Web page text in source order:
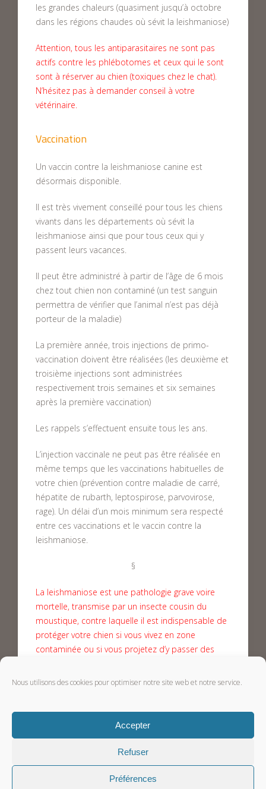
Nous utilisons des cookies pour optimiser notre site web et notre service.
Accepter
Refuser
Préférences
les grandes chaleurs (quasiment jusqu’à octobre
dans les régions chaudes où sévit la leishmaniose)
Attention, tous les antiparasitaires ne sont pas
actifs contre les phlébotomes et ceux qui le sont
sont à réserver au chien (toxiques chez le chat).
N’hésitez pas à demander conseil à votre
vétérinaire.
Vaccination
Un vaccin contre la leishmaniose canine est
désormais disponible.
Il est très vivement conseillé pour tous les chiens
vivants dans les départements où sévit la
leishmaniose ainsi que pour tous ceux qui y
passent leurs vacances.
Il peut être administré à partir de l’âge de 6 mois
chez tout chien non contaminé (un test sanguin
permettra de vérifier que l’animal n’est pas déjà
porteur de la maladie)
La première année, trois injections de primo-
vaccination doivent être réalisées (les deuxième et
troisième injections sont administrées
respectivement trois semaines et six semaines
après la première vaccination)
Les rappels s’effectuent ensuite tous les ans.
L’injection vaccinale ne peut pas être réalisée en
même temps que les vaccinations habituelles de
votre chien (prévention contre maladie de carré,
hépatite de rubarth, leptospirose, parvovirose,
rage). Un délai d’un mois minimum sera respecté
entre ces vaccinations et le vaccin contre la
leishmaniose.
§
La leishmaniose est une pathologie grave voire
mortelle, transmise par un insecte cousin du
moustique, contre laquelle il est indispensable de
protéger votre chien si vous vivez en zone
contaminée ou si vous projetez d’y passer des
Cet article est protégé par copyright © Vetup